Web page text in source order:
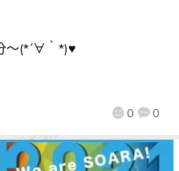
0 0
～(*´∀｀*)♥